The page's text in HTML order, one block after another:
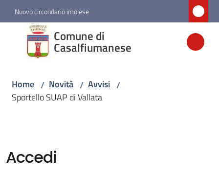
Vai al contenuto
Vai alla navigazione
Vai al footer
Nuovo circondario imolese
Comune di
Casalfiumanese
Comune di
Casalfiumanese
Amministrazione
Servizi
Home / Novità / Avvisi /
Sportello SUAP di Vallata
Accedi